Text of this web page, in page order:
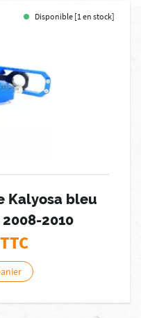
Disponible [1 en stock]
Kalyosa bleu
2010